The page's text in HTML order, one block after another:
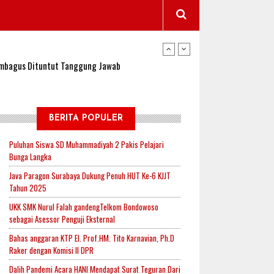
Jadi Lokasi Uji Coba Program NADI JKN
Dituntut Tanggung Jawab
Padi, Proyeksi Hasil Capai 2,4 Ton Gabah
Indonesia.id Perkuat Sinergitas Lewat Ngopi
untuk Mendukung Ketahanan Pangan Nasional
Jadi Lokasi Uji Coba Program NADI JKN
BERITA POPULER
Puluhan Siswa SD Muhammadiyah 2 Pakis Pelajari
Bunga Langka
Java Paragon Surabaya Dukung Penuh HUT Ke-6 KJJT
Tahun 2025
UKK SMK Nurul Falah gandengTelkom Bondowoso
sebagai Asessor Penguji Eksternal
Bahas anggaran KTP El. Prof.HM. Tito Karnavian, Ph.D
Raker dengan Komisi II DPR
Dalih Pandemi Acara HANI Mendapat Surat Teguran Dari